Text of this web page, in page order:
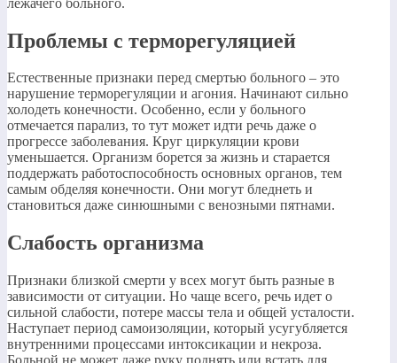
Проблемы с терморегуляцией
Естественные признаки перед смертью больного – это
нарушение терморегуляции и агония. Начинают сильно
холодеть конечности. Особенно, если у больного
отмечается парализ, то тут может идти речь даже о
прогрессе заболевания. Круг циркуляции крови
уменьшается. Организм борется за жизнь и старается
поддержать работоспособность основных органов, тем
самым обделяя конечности. Они могут бледнеть и
становиться даже синюшными с венозными пятнами.
Слабость организма
Признаки близкой смерти у всех могут быть разные в
зависимости от ситуации. Но чаще всего, речь идет о
сильной слабости, потере массы тела и общей усталости.
Наступает период самоизоляции, который усугубляется
внутренними процессами интоксикации и некроза.